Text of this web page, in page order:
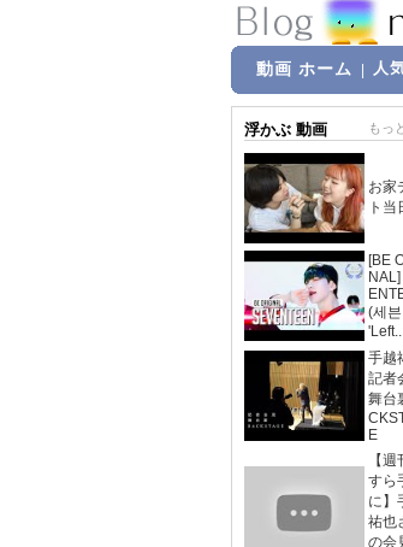
動画 ホーム 人
浮かぶ 動画 もっ
お家
ト当
[BE
(세
手越
記者
舞台
E
【
すら
に】
祐也
の会